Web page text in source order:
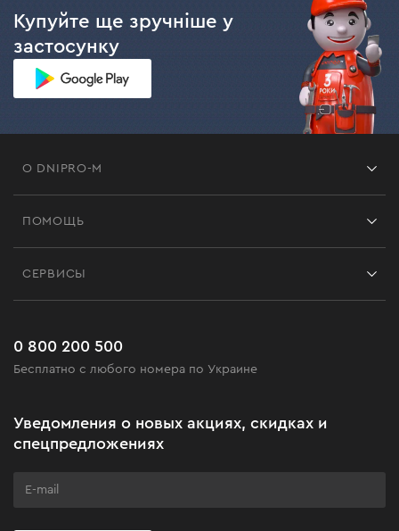
Купуйте ще зручніше у
застосунку
О DNIPRO-M
Черная пятница
Клуб мастерства
ПОМОЩЬ
Часто задаваемые вопросы
СЕРВИСЫ
0 800 200 500
Бесплатно с любого номера по Украине
Уведомления о новых акциях, скидках и
спецпредложениях